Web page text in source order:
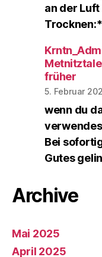
an der
früher
5. Februar
wenn du
Bei
Gutes
Archive
Mai 2025
April 2025